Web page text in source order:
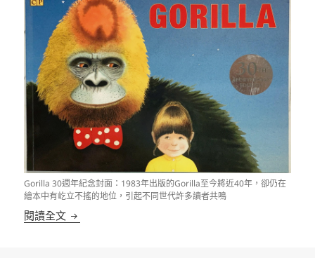
Gorilla 30週年紀念封面：1983年出版的Gorilla至今將近40年，卻仍在
繪本中有屹立不搖的地位，引起不同世代許多讀者共鳴
閱讀全文 你是孩子心目中的大猩猩嗎？——我讀安東尼布朗